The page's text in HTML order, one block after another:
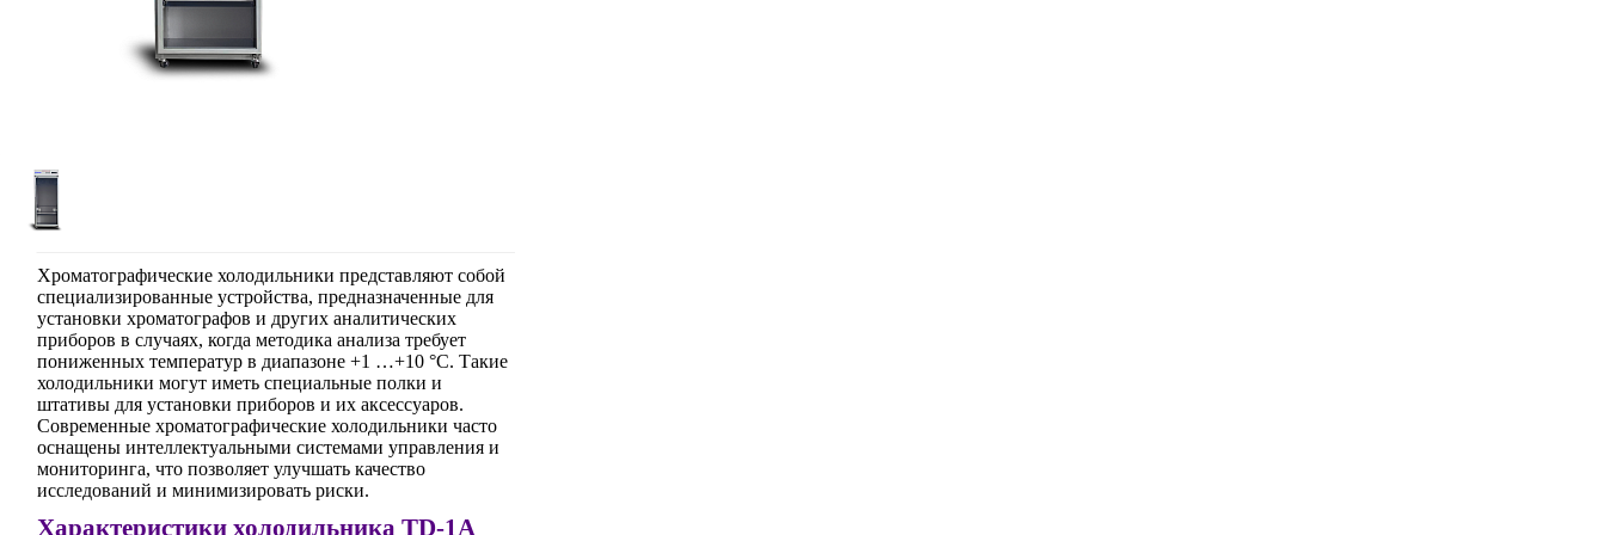
Хроматографические холодильники представляют собой
специализированные устройства, предназначенные для
установки хроматографов и других аналитических
приборов в случаях, когда методика анализа требует
пониженных температур в диапазоне +1 …+10 °C. Такие
холодильники могут иметь специальные полки и
штативы для установки приборов и их аксессуаров.
Современные хроматографические холодильники часто
оснащены интеллектуальными системами управления и
мониторинга, что позволяет улучшать качество
исследований и минимизировать риски.
Характеристики холодильника TD-1A